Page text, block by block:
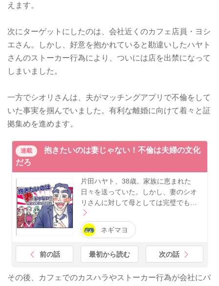
えます。
次にターゲットにしたのは、会社近くのカフェ店員・ヨシ
エさん。しかし、好意を抱かれていると勘違いしたハヤト
さんのストーカー行為により、ついには店を出禁になって
しまいました。
一方でシオリさんは、夫がマッチングアプリで不倫をして
いた事実を掴んでいました。有利な離婚に向けて着々と証
拠集めを進めます。
連載
抱きたいのは妻じゃない！不倫は夫婦の文化
だろ
片田ハヤト、38歳。家族に恵まれた
日々を送っていた。しかし、妻のシオ
リさんに対して母としては完璧でも…
ネギマヨ
前の話 最初から読む 次の話
その後、カフェでのカスハラやストーカー行為が会社にバ